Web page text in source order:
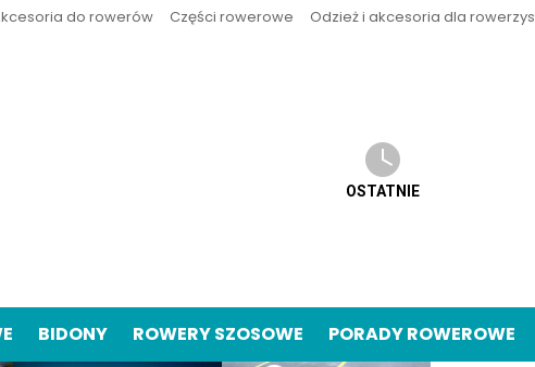
do rowerów Części rowerowe Odzież i akcesoria dla
OSTATNIE
BIDONY ROWERY SZOSOWE PORADY ROWEROWE